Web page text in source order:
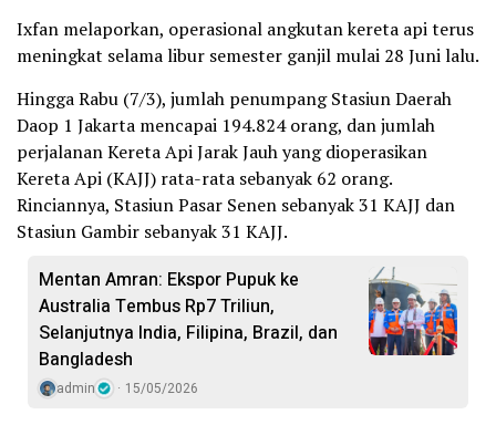
Ixfan melaporkan, operasional angkutan kereta api terus
meningkat selama libur semester ganjil mulai 28 Juni lalu.
Hingga Rabu (7/3), jumlah penumpang Stasiun Daerah
Daop 1 Jakarta mencapai 194.824 orang, dan jumlah
perjalanan Kereta Api Jarak Jauh yang dioperasikan
Kereta Api (KAJJ) rata-rata sebanyak 62 orang.
Rinciannya, Stasiun Pasar Senen sebanyak 31 KAJJ dan
Stasiun Gambir sebanyak 31 KAJJ.
Mentan Amran: Ekspor Pupuk ke
Australia Tembus Rp7 Triliun,
Selanjutnya India, Filipina, Brazil, dan
Bangladesh
admin 15/05/2026